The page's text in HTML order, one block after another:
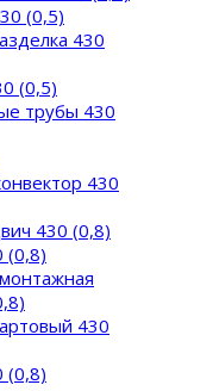
(0,5)
430
(0,5)
трубы 430
430
430 (0,8)
430
(0,8)